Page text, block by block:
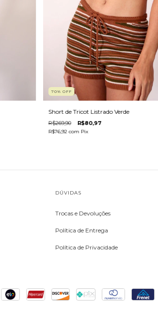
70% OFF
Short de Tricot Listrado Verde
R$269,90 R$80,97
R$76,92com Pix
DÚVIDAS
Trocas e Devoluções
Política de Entrega
Política de Privacidade